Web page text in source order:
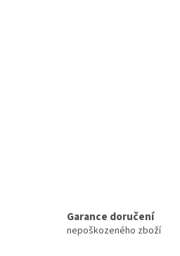
Garance doručení
nepoškozeného zboží